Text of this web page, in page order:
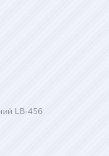
LB-456